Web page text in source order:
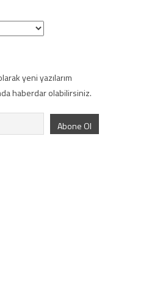
yeni yazılarım
haberdar olabilirsiniz.